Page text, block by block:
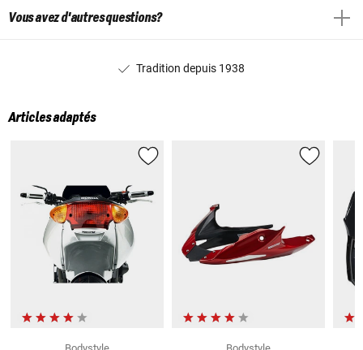
Vous avez d'autres questions?
Tradition depuis 1938
Articles adaptés